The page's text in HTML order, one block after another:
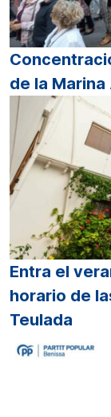
de la Marina
Entra el
horario de
Teulada